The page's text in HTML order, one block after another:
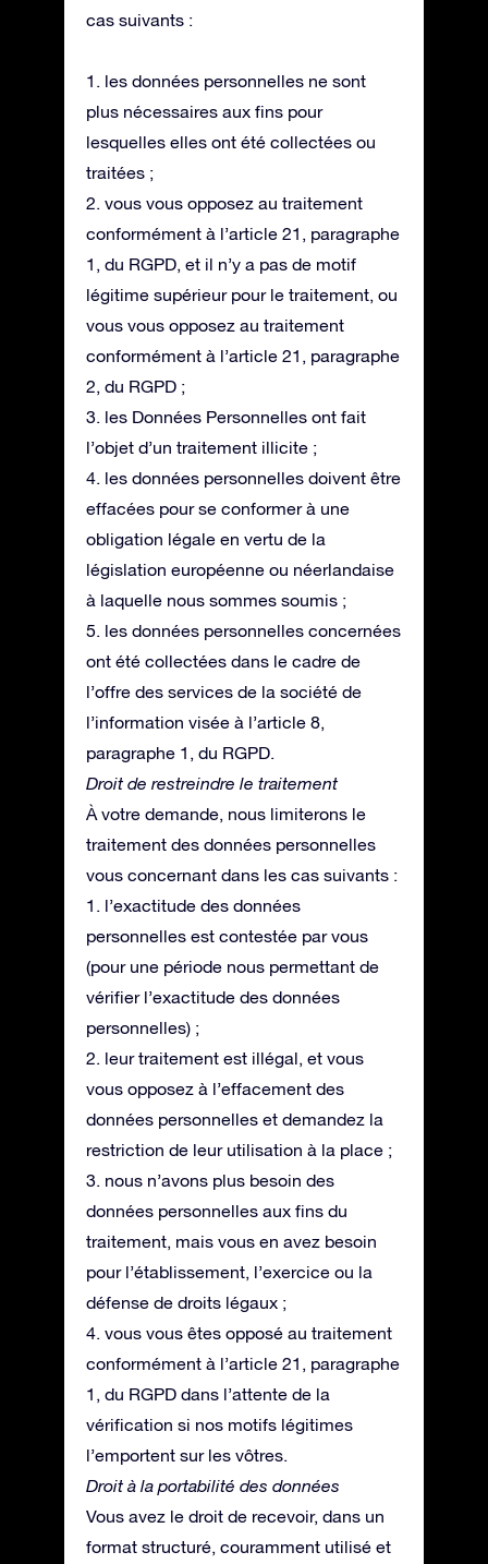
cas suivants :
1. les données personnelles ne sont
plus nécessaires aux fins pour
lesquelles elles ont été collectées ou
traitées ;
2. vous vous opposez au traitement
conformément à l’article 21, paragraphe
1, du RGPD, et il n’y a pas de motif
légitime supérieur pour le traitement, ou
vous vous opposez au traitement
conformément à l’article 21, paragraphe
2, du RGPD ;
3. les Données Personnelles ont fait
l’objet d’un traitement illicite ;
4. les données personnelles doivent être
effacées pour se conformer à une
obligation légale en vertu de la
législation européenne ou néerlandaise
à laquelle nous sommes soumis ;
5. les données personnelles concernées
ont été collectées dans le cadre de
l’offre des services de la société de
l’information visée à l’article 8,
paragraphe 1, du RGPD.
Droit de restreindre le traitement
À votre demande, nous limiterons le
traitement des données personnelles
vous concernant dans les cas suivants :
1. l’exactitude des données
personnelles est contestée par vous
(pour une période nous permettant de
vérifier l’exactitude des données
personnelles) ;
2. leur traitement est illégal, et vous
vous opposez à l’effacement des
données personnelles et demandez la
restriction de leur utilisation à la place ;
3. nous n’avons plus besoin des
données personnelles aux fins du
traitement, mais vous en avez besoin
pour l’établissement, l’exercice ou la
défense de droits légaux ;
4. vous vous êtes opposé au traitement
conformément à l’article 21, paragraphe
1, du RGPD dans l’attente de la
vérification si nos motifs légitimes
l’emportent sur les vôtres.
Droit à la portabilité des données
Vous avez le droit de recevoir, dans un
format structuré, couramment utilisé et